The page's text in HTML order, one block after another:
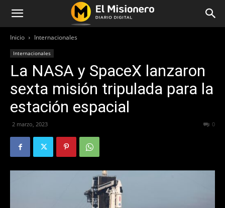
Inicio Internacionales
Internacionales
La NASA y SpaceX lanzaron
sexta misión tripulada para la
estación espacial
2 marzo, 2023 0